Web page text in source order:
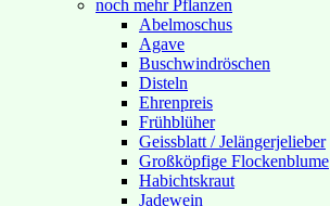
noch mehr Pflanzen
Abelmoschus
Agave
Buschwindröschen
Disteln
Ehrenpreis
Frühblüher
Geissblatt / Jelängerjelieber
Großköpfige Flockenblume
Habichtskraut
Jadewein